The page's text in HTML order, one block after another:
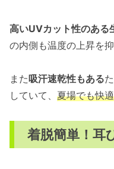
高いUVカット性のある
の内側も温度の上昇を
また吸汗速乾性もある
していて、 夏場でも快適
着脱簡単！耳